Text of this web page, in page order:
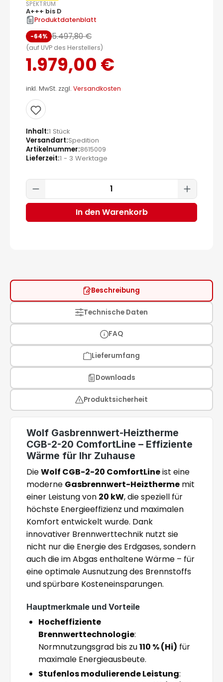
SPEKTRUM
A+++ bis D
Produktdatenblatt
-64% 5.497,80 €
(auf UVP des Herstellers)
1.979,00 €
inkl. MwSt. zzgl. Versandkosten
Inhalt 1 Stück
Versandart Spedition
Artikelnummer 8615009
Lieferzeit 1 - 3 Werktage
Produkt Anzahl: Gib den
In den Warenkorb
Beschreibung
Technische Daten
FAQ
Lieferumfang
Downloads
Produktsicherheit
Wolf Gasbrennwert-Heiztherme
CGB-2-20 ComfortLine – Effiziente
Wärme für Ihr Zuhause
DieWolf CGB-2-20 ComfortLineist eine
moderne Gasbrennwert-Heiztherme mit
einer Leistung von 20 kW, die speziell für
höchste Energieeffizienz und maximalen
Komfort entwickelt wurde. Dank
innovativer Brennwerttechnik nutzt sie
nicht nur die Energie des Erdgases, sondern
auch die im Abgas enthaltene Wärme – für
eine optimale Ausnutzung des Brennstoffs
und spürbare Kosteneinsparungen.
Hauptmerkmale und Vorteile
Hocheffiziente
Brennwerttechnologie:
Normnutzungsgrad bis zu110 % (Hi) für
maximale Energieausbeute.
Stufenlos modulierende Leistung: